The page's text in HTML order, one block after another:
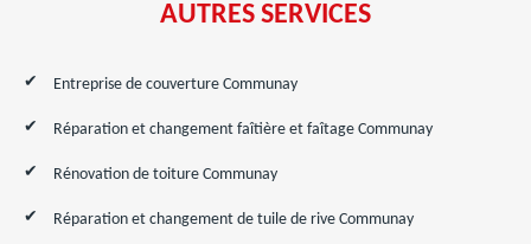
AUTRES SERVICES
Entreprise de couverture Communay
Réparation et changement faîtière et faîtage Communay
Rénovation de toiture Communay
Réparation et changement de tuile de rive Communay